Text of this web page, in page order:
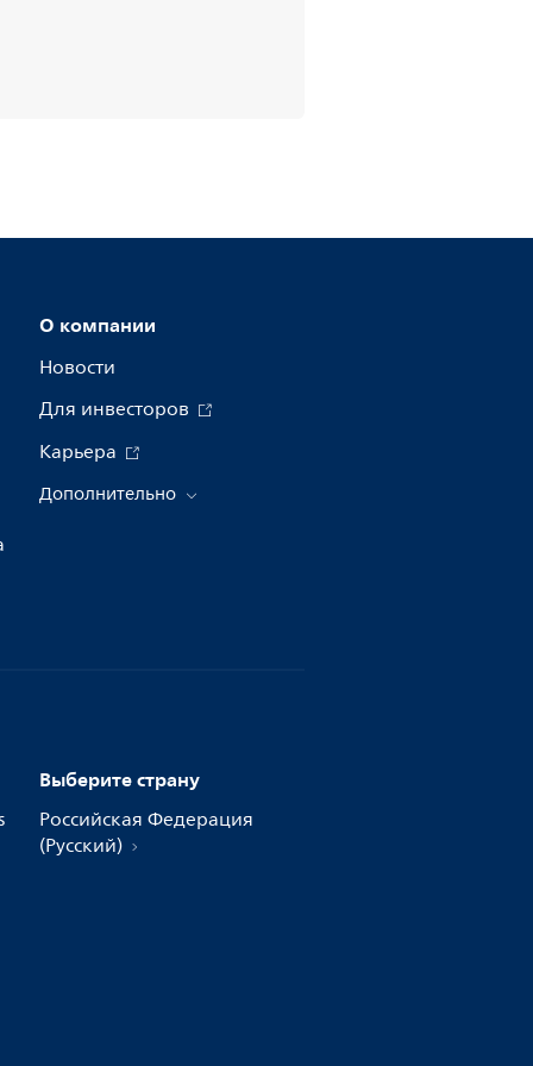
О компании
Новости
Для инвесторов
Карьера
Дополнительно
Выберите страну
Российская Федерация
(Русский)